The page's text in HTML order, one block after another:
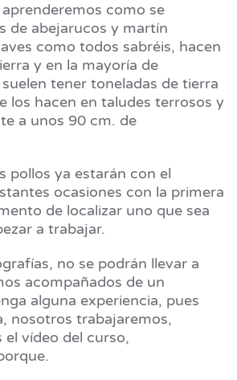
como se
de abejarucos y martín
como todos sabréis, hacen
y en la mayoría de
tener toneladas de tierra
los hacen en taludes terrosos y
a unos 90 cm. de
pollos ya estarán con el
ocasiones con la primera
de localizar uno que sea
a trabajar.
no se podrán llevar a
acompañados de un
alguna experiencia, pues
nosotros trabajaremos,
el vídeo del curso,